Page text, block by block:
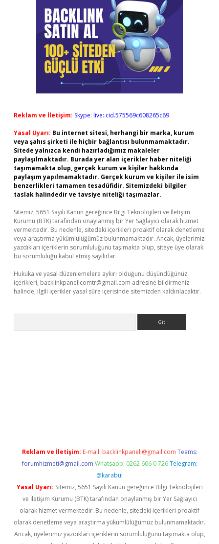
Reklam ve İletişim: Skype: live:.cid.575569c608265c69
Yasal Uyarı: Bu internet sitesi, herhangi bir marka, kurum
veya şahıs şirketi ile hiçbir bağlantısı bulunmamaktadır.
Sitede yalnızca kendi hazırladığımız makaleler
paylaşılmaktadır. Burada yer alan içerikler haber niteliği
taşımamakta olup, gerçek kurum ve kişiler hakkında
paylaşım yapılmamaktadır. Gerçek kurum ve kişiler ile isim
benzerlikleri tamamen tesadüfidir. Sitemizdeki bilgiler
taslak halindedir ve tavsiye niteliği taşımazlar.
Sitemiz, 5651 Sayılı Kanun gereğince Bilgi Teknolojileri ve İletişim
Kurumu (BTK) tarafından onaylanmış bir Yer Sağlayıcı olarak hizmet
vermektedir. Bu nedenle, sitedeki içerikleri proaktif olarak denetleme
veya araştırma yükümlülüğümüz bulunmamaktadır. Ancak, üyelerimiz
yazdıkları içeriklerin sorumluluğunu taşımakta olup, siteye üye olarak
bu sorumluluğu kabul etmiş sayılırlar.
Hukuka ve yasal düzenlemelere aykırı olduğunu düşündüğünüz
içerikleri, backlinkpanelicomtr@gmail.com adresine bildirmeniz
halinde, ilgili içerikler yasal süre içerisinde sitemizden kaldırılacaktır.
Reklam ve İletişim: E-mail: backlinkpaneli@gmail.com Teams:
forumhizmeti@gmail.com Whatsapp: 0262 606 0 726 Telegram:
@karabul
Yasal Uyarı: Sitemiz, 5651 Sayılı Kanun gereğince Bilgi Teknolojileri
ve İletişim Kurumu (BTK) tarafından onaylanmış bir Yer Sağlayıcı
olarak hizmet vermektedir. Bu nedenle, sitedeki içerikleri proaktif
olarak denetleme veya araştırma yükümlülüğümüz bulunmamaktadır.
Ancak, üyelerimiz yazdıkları içeriklerin sorumluluğunu taşımakta olup,